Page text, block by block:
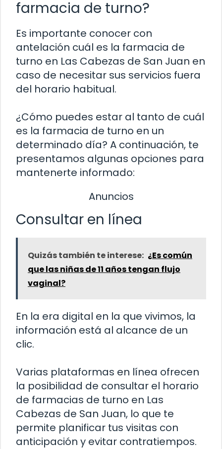
farmacia de turno?
Es importante conocer con
antelación cuál es la farmacia de
turno en Las Cabezas de San Juan en
caso de necesitar sus servicios fuera
del horario habitual.
¿Cómo puedes estar al tanto de cuál
es la farmacia de turno en un
determinado día? A continuación, te
presentamos algunas opciones para
mantenerte informado:
Anuncios
Consultar en línea
Quizás también te interese: ¿Es común
que las niñas de 11 años tengan flujo
vaginal?
En la era digital en la que vivimos, la
información está al alcance de un
clic.
Varias plataformas en línea ofrecen
la posibilidad de consultar el horario
de farmacias de turno en Las
Cabezas de San Juan, lo que te
permite planificar tus visitas con
anticipación y evitar contratiempos.